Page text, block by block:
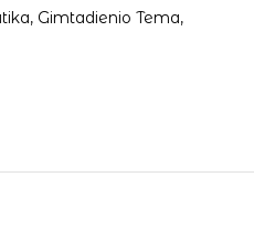
, Gimtadienio Tema,